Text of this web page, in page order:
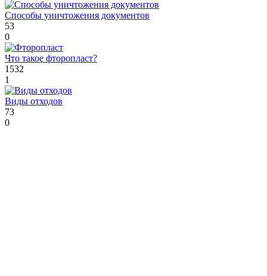
Способы уничтожения документов
53
0
Что такое фторопласт?
1532
1
Виды отходов
73
0